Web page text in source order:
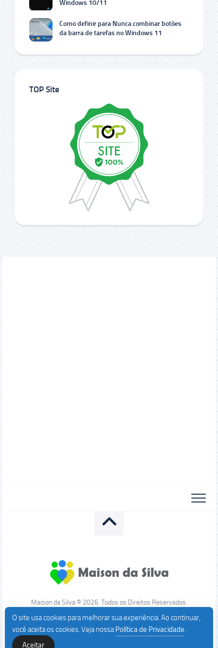
Windows 10/11
Como definir para Nunca combinar botões
da barra de tarefas no Windows 11
TOP Site
Maison da Silva © 2026. Todos os Direitos Reservados.
O site usa cookies para melhorar sua experiência. Ao continuar,
você aceita os cookies. Veja nossaPolítica de Privacidade.
Aceitar